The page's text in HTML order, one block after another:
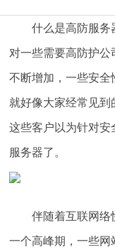
什么是高防服务
对一些需要高防护
不断增加，一些安全
就好像大家经常见到
这些客户以为针对
服务器了。
伴随着互联网络
一个高峰期，一些